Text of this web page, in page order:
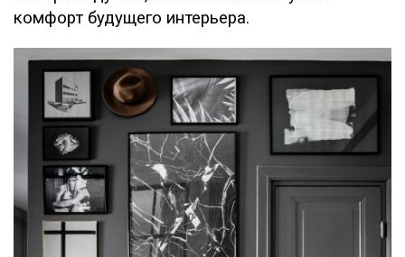
комфорт будущего интерьера.